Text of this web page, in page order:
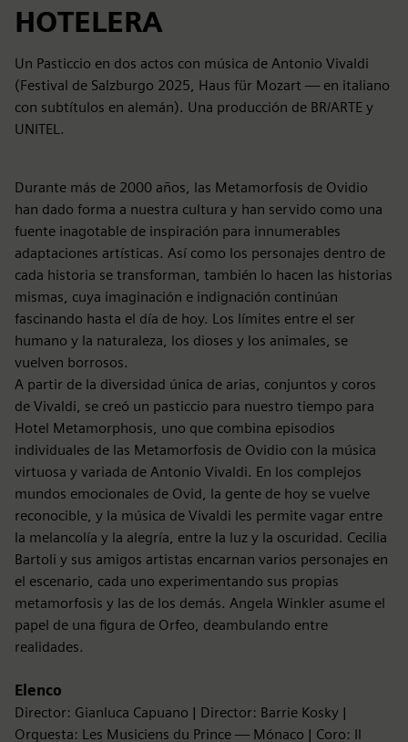
HOTELERA
Un Pasticcio en dos actos con música de Antonio Vivaldi
(Festival de Salzburgo 2025, Haus für Mozart — en italiano
con subtítulos en alemán). Una producción de BR/ARTE y
UNITEL.
Durante más de 2000 años, las Metamorfosis de Ovidio
han dado forma a nuestra cultura y han servido como una
fuente inagotable de inspiración para innumerables
adaptaciones artísticas. Así como los personajes dentro de
cada historia se transforman, también lo hacen las historias
mismas, cuya imaginación e indignación continúan
fascinando hasta el día de hoy. Los límites entre el ser
humano y la naturaleza, los dioses y los animales, se
vuelven borrosos.
A partir de la diversidad única de arias, conjuntos y coros
de Vivaldi, se creó un pasticcio para nuestro tiempo para
Hotel Metamorphosis, uno que combina episodios
individuales de las Metamorfosis de Ovidio con la música
virtuosa y variada de Antonio Vivaldi. En los complejos
mundos emocionales de Ovid, la gente de hoy se vuelve
reconocible, y la música de Vivaldi les permite vagar entre
la melancolía y la alegría, entre la luz y la oscuridad. Cecilia
Bartoli y sus amigos artistas encarnan varios personajes en
el escenario, cada uno experimentando sus propias
metamorfosis y las de los demás. Angela Winkler asume el
papel de una figura de Orfeo, deambulando entre
realidades.
Elenco
Director: Gianluca Capuano | Director: Barrie Kosky |
Orquesta: Les Musiciens du Prince — Mónaco | Coro: Il